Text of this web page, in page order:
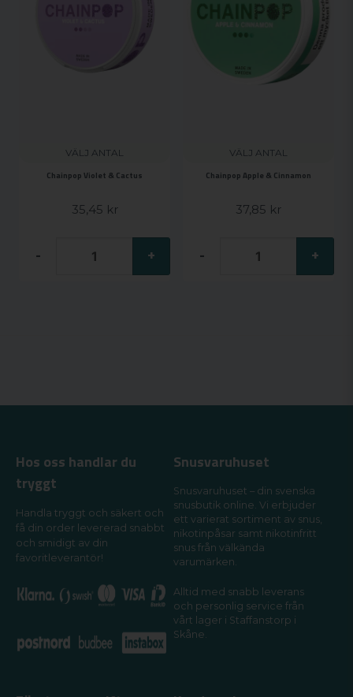
VÄLJ ANTAL
Chainpop Violet & Cactus
35,45 kr
- +
VÄLJ ANTAL
Chainpop Apple & Cinnamon
37,85 kr
- +
Hos oss handlar du
tryggt
Handla tryggt och säkert och
få din order levererad snabbt
och smidigt av din
favoritleverantör!
Snusvaruhuset
Snusvaruhuset – din svenska
snusbutik online. Vi erbjuder
ett varierat sortiment av snus,
nikotinpåsar samt nikotinfritt
snus från välkända
varumärken.
Alltid med snabb leverans
och personlig service från
vårt lager i Staffanstorp i
Skåne.